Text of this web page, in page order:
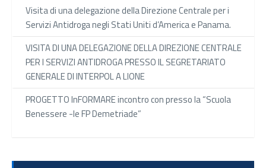
Visita di una delegazione della Direzione Centrale per i
Servizi Antidroga negli Stati Uniti d’America e Panama.
VISITA DI UNA DELEGAZIONE DELLA DIREZIONE CENTRALE
PER I SERVIZI ANTIDROGA PRESSO IL SEGRETARIATO
GENERALE DI INTERPOL A LIONE
PROGETTO InFORMARE incontro con presso la “Scuola
Benessere -le FP Demetriade”